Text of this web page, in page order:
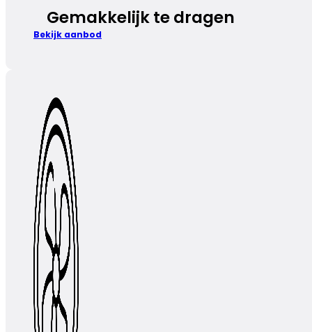
Gemakkelijk te dragen
Bekijk aanbod